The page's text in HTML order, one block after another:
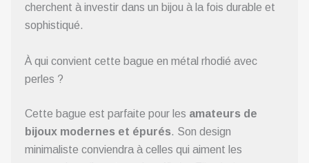
cherchent à investir dans un bijou à la fois durable et
sophistiqué.
À qui convient cette bague en métal rhodié avec
perles ?
Cette bague est parfaite pour les amateurs de
bijoux modernes et épurés. Son design
minimaliste conviendra à celles qui aiment les